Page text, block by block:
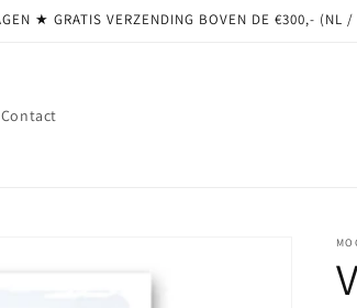
★ GRATIS VERZENDING BOVEN DE €300,- (NL
Contact